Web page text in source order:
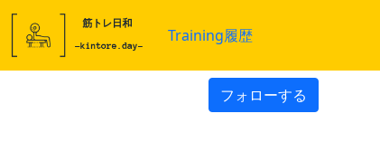
Training履歴
フォローする